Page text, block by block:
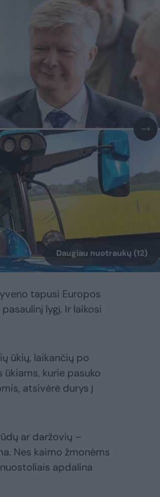
Daugiau nuotraukų (12)
tapusi Europos
lygį. Ir laikosi
ūkių, laikančių po
kurie pasuko
atsivėrė durys į
ar daržovių –
Nes kaimo žmonėms
apdalina